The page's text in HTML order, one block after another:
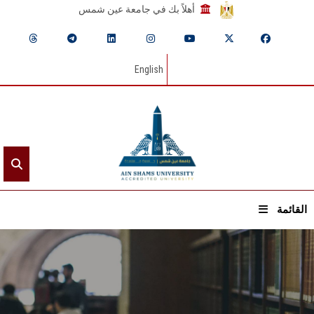
أهلاً بك في جامعة عين شمس
English
القائمة
الرئيسيـة
عن الجامعة